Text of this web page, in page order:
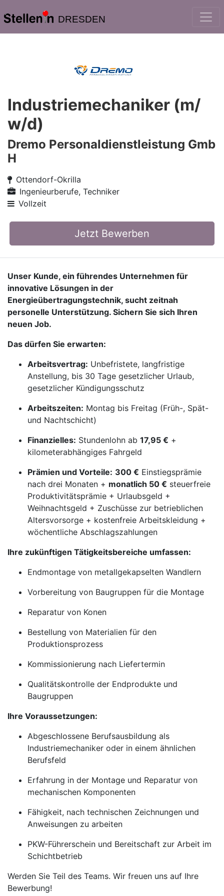
DRESDEN
Industriemechaniker (m/
w/d)
Dremo Personaldienstleistung Gmb
H
Ottendorf-Okrilla
Ingenieurberufe, Techniker
Vollzeit
Jetzt Bewerben
Unser Kunde, ein führendes Unternehmen für
innovative Lösungen in der
Energieübertragungstechnik, sucht zeitnah
personelle Unterstützung. Sichern Sie sich Ihren
neuen Job.
Das dürfen Sie erwarten:
Arbeitsvertrag: Unbefristete, langfristige
Anstellung, bis 30 Tage gesetzlicher Urlaub,
gesetzlicher Kündigungsschutz
Arbeitszeiten: Montag bis Freitag (Früh-, Spät-
und Nachtschicht)
Finanzielles: Stundenlohn ab 17,95 € +
kilometerabhängiges Fahrgeld
Prämien und Vorteile: 300 € Einstiegsprämie
nach drei Monaten + monatlich 50 € steuerfreie
Produktivitätsprämie + Urlaubsgeld +
Weihnachtsgeld + Zuschüsse zur betrieblichen
Altersvorsorge + kostenfreie Arbeitskleidung +
wöchentliche Abschlagszahlungen
Ihre zukünftigen Tätigkeitsbereiche umfassen:
Endmontage von metallgekapselten Wandlern
Vorbereitung von Baugruppen für die Montage
Reparatur von Konen
Bestellung von Materialien für den
Produktionsprozess
Kommissionierung nach Liefertermin
Qualitätskontrolle der Endprodukte und
Baugruppen
Ihre Voraussetzungen:
Abgeschlossene Berufsausbildung als
Industriemechaniker oder in einem ähnlichen
Berufsfeld
Erfahrung in der Montage und Reparatur von
mechanischen Komponenten
Fähigkeit, nach technischen Zeichnungen und
Anweisungen zu arbeiten
PKW-Führerschein und Bereitschaft zur Arbeit im
Schichtbetrieb
Werden Sie Teil des Teams. Wir freuen uns auf Ihre
Bewerbung!